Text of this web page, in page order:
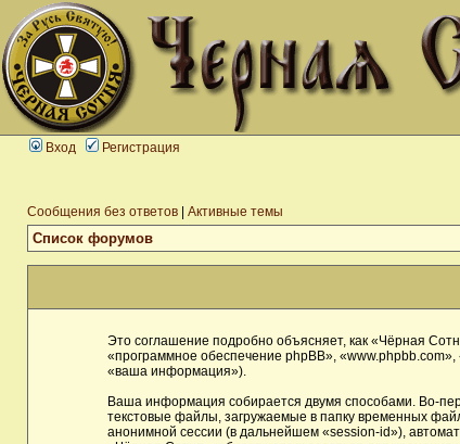
Вход Регистрация
Сообщения без ответов Активные темы
Список форумов
Это соглашение подробно объясняет, как «Чёрная
«программное обеспечение phpBB»,
«ваша информация»).
Ваша информация собирается двумя способами. Во-
текстовые файлы, загружаемые в папку временных
анонимной сессии (в дальнейшем «session-id»),